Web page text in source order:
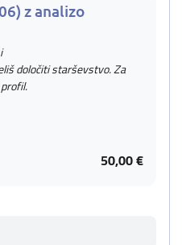
z analizo
določiti starševstvo. Za
50,00 €